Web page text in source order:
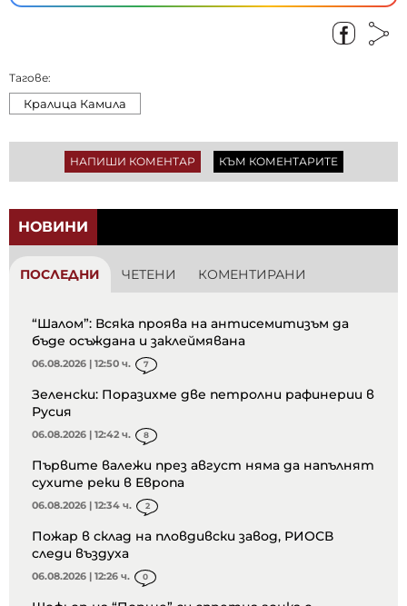
Тагове:
Кралица Камила
НАПИШИ КОМЕНТАР КЪМ КОМЕНТАРИТЕ
НОВИНИ
ПОСЛЕДНИ ЧЕТЕНИ КОМЕНТИРАНИ
“Шалом”: Всяка проява на антисемитизъм да
бъде осъждана и заклеймявана
06.08.2026 | 12:50 ч. 7
Зеленски: Поразихме две петролни рафинерии в
Русия
06.08.2026 | 12:42 ч. 8
Първите валежи през август няма да напълнят
сухите реки в Европа
06.08.2026 | 12:34 ч. 2
Пожар в склад на пловдивски завод, РИОСВ
следи въздуха
06.08.2026 | 12:26 ч. 0